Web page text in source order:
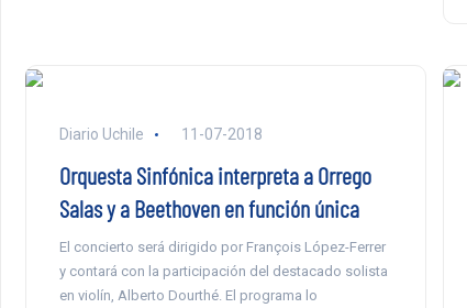
Diario Uchile 11-07-2018
Orquesta Sinfónica interpreta a Orrego
Salas y a Beethoven en función única
El concierto será dirigido por François López-Ferrer
y contará con la participación del destacado solista
en violín, Alberto Dourthé. El programa lo